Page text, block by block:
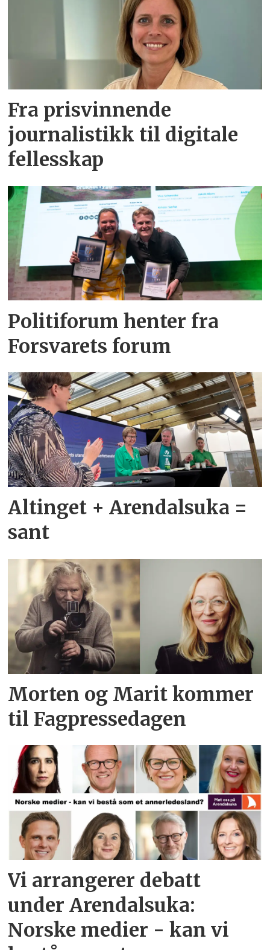
Fra prisvinnende
journalistikk til digitale
fellesskap
Politiforum henter fra
Forsvarets forum
Altinget + Arendalsuka =
sant
Morten og Marit kommer
til Fagpressedagen
Vi arrangerer debatt
under Arendalsuka:
Norske medier - kan vi